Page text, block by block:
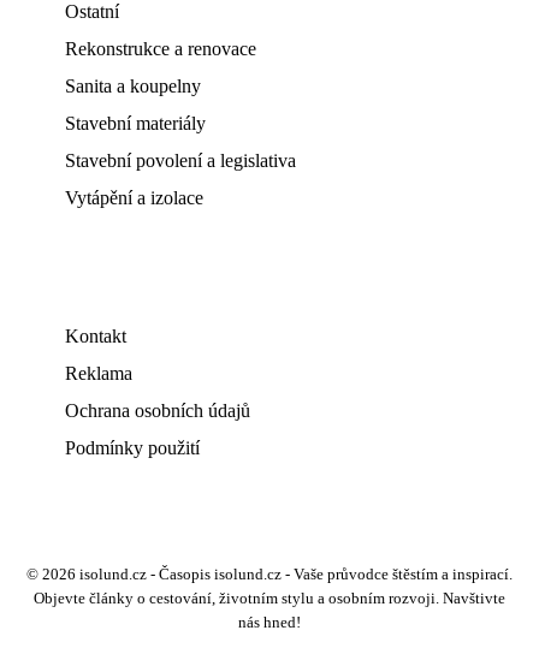
Ostatní
Rekonstrukce a renovace
Sanita a koupelny
Stavební materiály
Stavební povolení a legislativa
Vytápění a izolace
Kontakt
Reklama
Ochrana osobních údajů
Podmínky použití
© 2026 isolund.cz - Časopis isolund.cz - Vaše průvodce štěstím a inspirací.
Objevte články o cestování, životním stylu a osobním rozvoji. Navštivte
nás hned!